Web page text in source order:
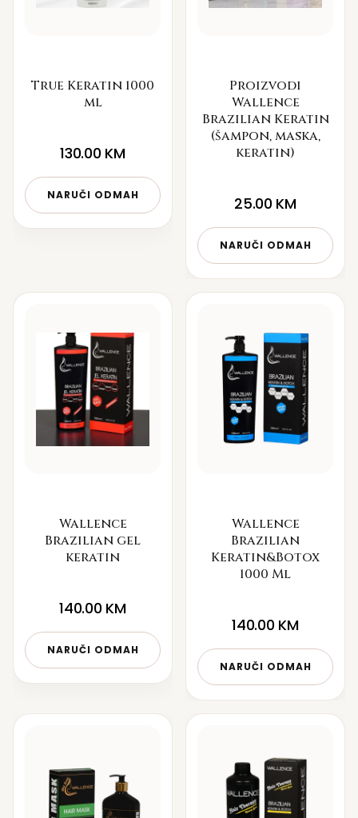
True Keratin 1000
ml
130.00 KM
NARUČI ODMAH
Proizvodi
Wallence
Brazilian Keratin
(šampon, maska,
keratin)
25.00 KM
NARUČI ODMAH
Wallence
Brazilian gel
keratin
140.00 KM
NARUČI ODMAH
Wallence
Brazilian
Keratin&Botox
1000 Ml
140.00 KM
NARUČI ODMAH